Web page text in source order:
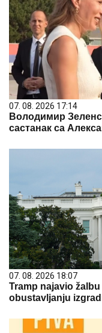
07. 08. 2026 17:14
Володимир
састанак са
07. 08. 2026 18:07
Tramp najavio
obustavljanju